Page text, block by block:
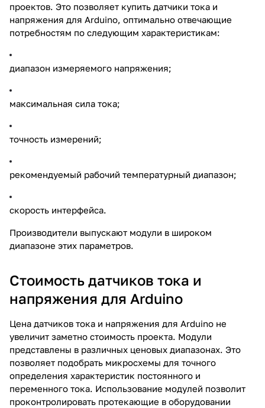
проектов. Это позволяет купить датчики тока и
напряжения для Arduino, оптимально отвечающие
потребностям по следующим характеристикам:
диапазон измеряемого напряжения;
максимальная сила тока;
точность измерений;
рекомендуемый рабочий температурный диапазон;
скорость интерфейса.
Производители выпускают модули в широком
диапазоне этих параметров.
Стоимость датчиков тока и
напряжения для Arduino
Цена датчиков тока и напряжения для Arduino не
увеличит заметно стоимость проекта. Модули
представлены в различных ценовых диапазонах. Это
позволяет подобрать микросхемы для точного
определения характеристик постоянного и
переменного тока. Использование модулей позволит
проконтролировать протекающие в оборудовании